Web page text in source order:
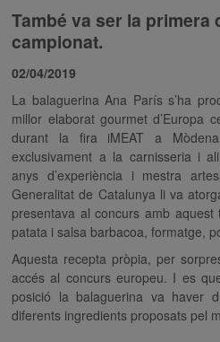
També va ser la primera
campionat.
02/04/2019
La balaguerina Ana París s’ha
millor elaborat gourmet d’Europa
durant la fira iMEAT a
exclusivament a la carnisseria i
anys d’experiència i mestra
Generalitat de Catalunya li va
presentava al concurs amb
patata i salsa barbacoa, formatge,
Aquesta recepta pròpia, per
accés al concurs europeu. I es
posició la balaguerina va haver
diferents ingredients proposats pel